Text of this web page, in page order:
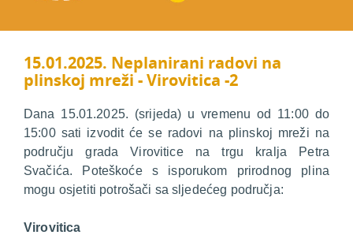
15.01.2025. Neplanirani radovi na
plinskoj mreži - Virovitica -2
Dana 15.01.2025. (srijeda) u vremenu od 11:00 do
15:00 sati izvodit će se radovi na plinskoj mreži na
području grada Virovitice na trgu kralja Petra
Svačića. Poteškoće s isporukom prirodnog plina
mogu osjetiti potrošači sa sljedećeg područja:
Virovitica